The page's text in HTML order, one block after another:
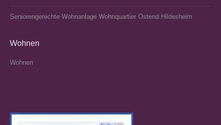
Seniorengerechte Wohnanlage Wohnquartier Ostend Hildesheim
Wohnen
Wohnen